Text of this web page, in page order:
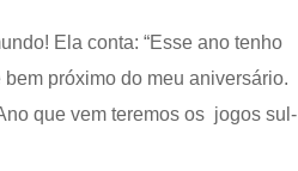
Ela conta: “Esse ano tenho
próximo do meu aniversário.
que vem teremos os jogos sul-